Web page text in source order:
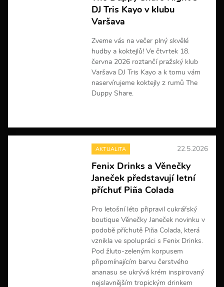
o
r
c
í
DJ Tris Kayo v klubu
Varšava
Zveme vás na večer plný skvělé
hudby a koktejlů! Ve čtvrtek 18.
června 2026 roztančí pražský klub
Varšava DJ Tris Kayo a k tomu vám
naservírujeme koktejly z rumů The
Duppy Share.
i
f
o
r
c
í
AKTUALITA 22.5.2026
Fenix Drinks a Věnečky
Janeček představují letní
příchuť Piña Colada
Pro letošní léto připravil cukrářský
boutique Věnečky Janeček novinku v
podobě příchutě Piña Colada, která
vznikla ve spolupráci s Fenix Drinks.
Pod žluto-zeleným korpusem
připomínajícím barvu čerstvého
ananasu se ukrývá krém inspirovaný
nejslavnějším tropickým drinkem